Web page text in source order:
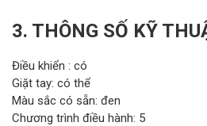
3. THÔNG SỐ KỸ
Điều khiển : có
Giặt tay: có thể
Màu sắc có sẵn: đen
Chương trình điều hành: 5